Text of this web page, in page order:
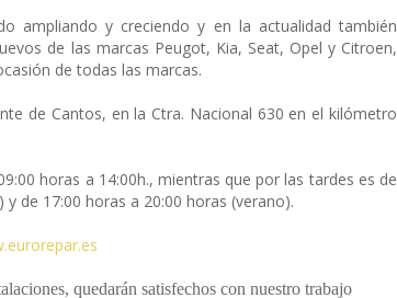
ampliando y creciendo y en la actualidad también
de las marcas Peugot, Kia, Seat, Opel y Citroen,
de todas las marcas.
de Cantos, en la Ctra. Nacional 630 en el kilómetro
horas a 14:00h., mientras que por las tardes es de
de 17:00 horas a 20:00 horas (verano).
quedarán satisfechos con nuestro trabajo